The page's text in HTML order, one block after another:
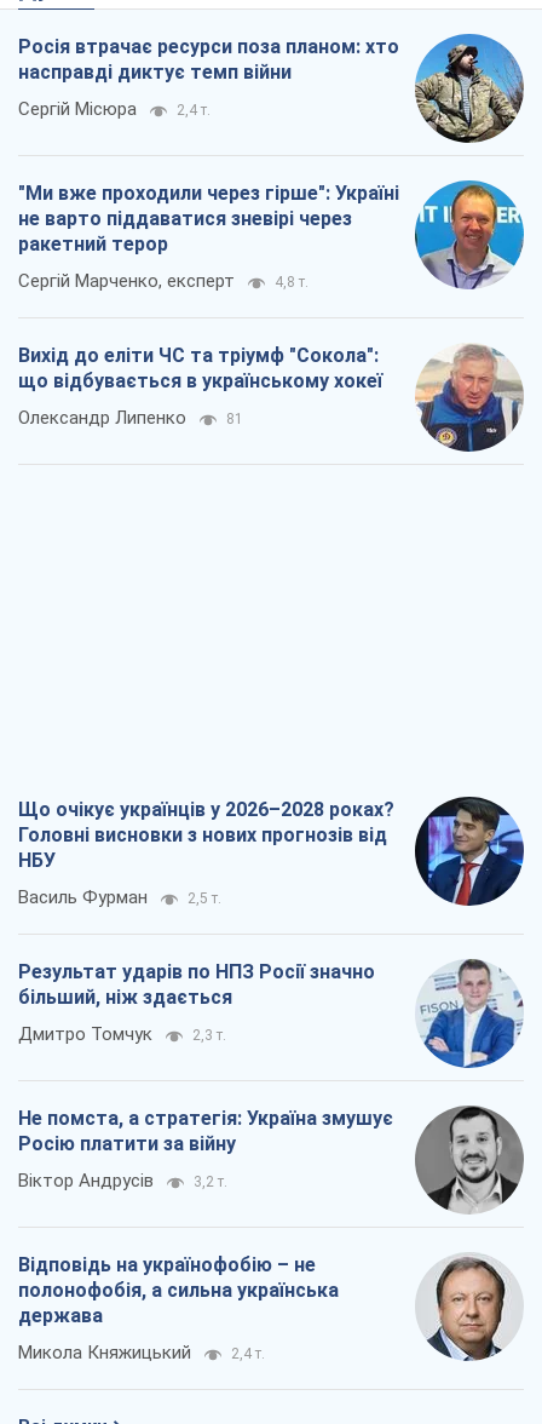
Росія втрачає ресурси поза планом: хто
насправді диктує темп війни
Сергій Місюра 2,4 т.
"Ми вже проходили через гірше": Україні
не варто піддаватися зневірі через
ракетний терор
Сергій Марченко, експерт 4,8 т.
Вихід до еліти ЧС та тріумф "Сокола":
що відбувається в українському хокеї
Олександр Липенко 81
Що очікує українців у 2026–2028 роках?
Головні висновки з нових прогнозів від
НБУ
Василь Фурман 2,5 т.
Результат ударів по НПЗ Росії значно
більший, ніж здається
Дмитро Томчук 2,3 т.
Не помста, а стратегія: Україна змушує
Росію платити за війну
Віктор Андрусів 3,2 т.
Відповідь на українофобію – не
полонофобія, а сильна українська
держава
Микола Княжицький 2,4 т.